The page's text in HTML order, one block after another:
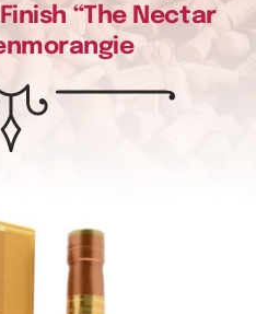
“The Nectar